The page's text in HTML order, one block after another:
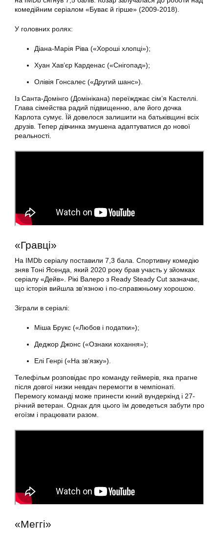
комедійним серіалом «Буває й гірше» (2009-2018).
У головних ролях:
Діана-Марія Ріва («Хороші хлопці»);
Хуан Хав’єр Карденас («Снігопад»);
Олівія Гонсалес («Другий шанс»).
Із Санта-Домінго (Домінікана) переїжджає сім’я Кастеллі.
Глава сімейства радий підвищенню, але його дочка
Карлота сумує. Їй довелося залишити на батьківщині всіх
друзів. Тепер дівчинка змушена адаптуватися до нової
реальності.
«Гравці»
На IMDb серіалу поставили 7,3 бала. Спортивну комедію
зняв Тоні Ясенда, який 2020 року брав участь у зйомках
серіалу «Дейв». Рікі Валеро з Ready Steady Cut зазначає,
що історія вийшла зв’язною і по-справжньому хорошою.
Зіграли в серіалі:
Міша Брукс («Любов і податки»);
Деджор Джонс («Ознаки кохання»);
Елі Генрі («На зв’язку»).
Телефільм розповідає про команду геймерів, яка прагне
після довгої низки невдач перемогти в чемпіонаті.
Перемогу команді може принести юний вундеркінд і 27-
річний ветеран. Однак для цього їм доведеться забути про
егоїзм і працювати разом.
«Меггі»